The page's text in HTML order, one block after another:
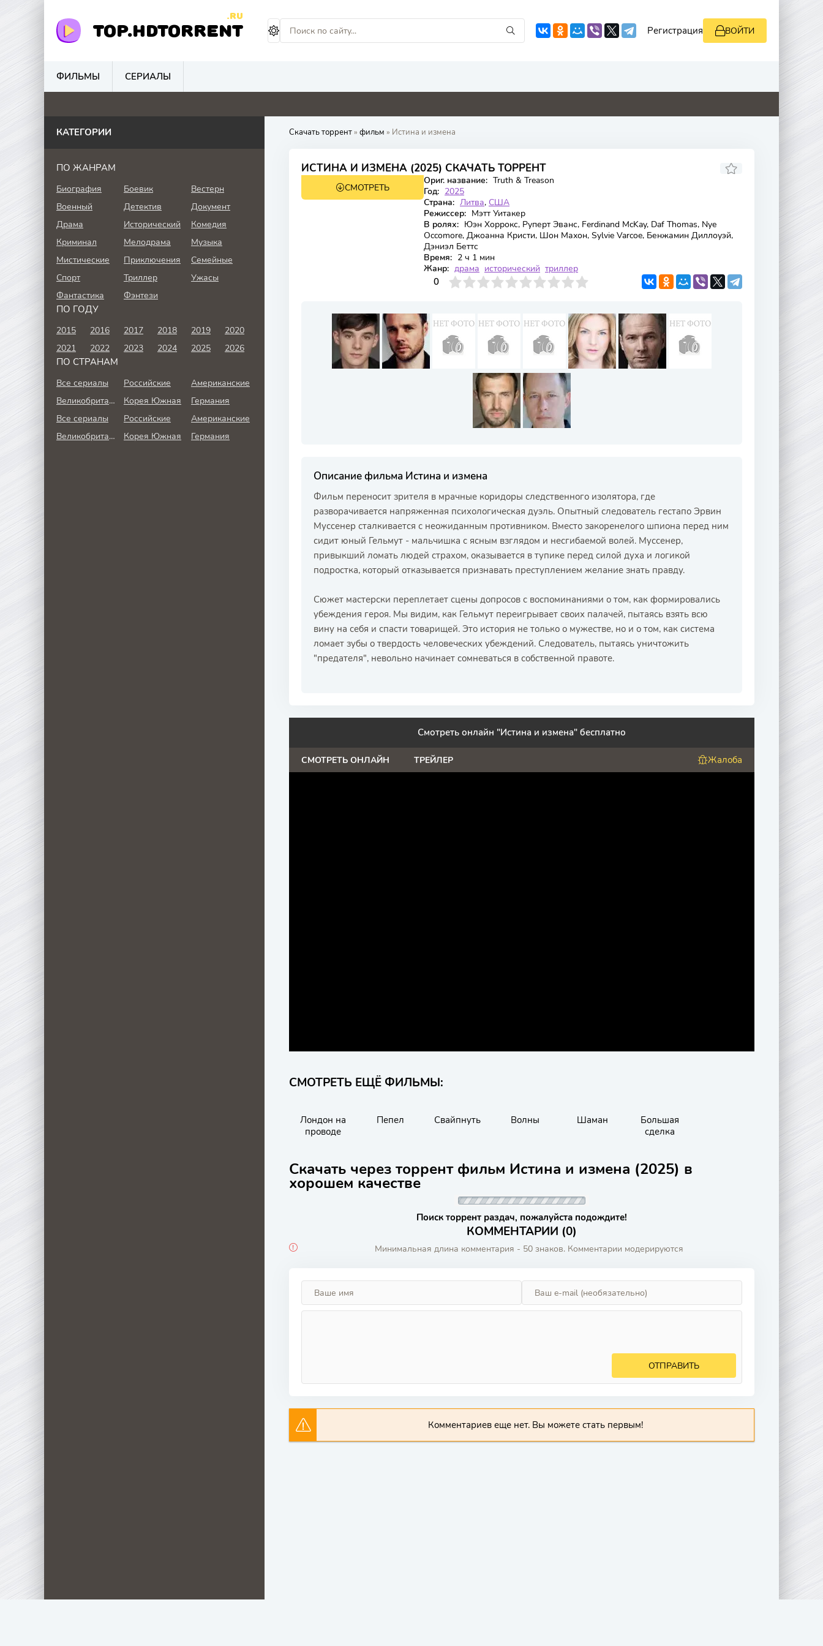
TOP.HDTORRENT
.RU
Регистрация ВОЙТИ
ФИЛЬМЫ СЕРИАЛЫ
0 0 0 4.9 4.8 0 0 0 0 0 0
Скачать торрент» фильм » Истина и измена
ИСТИНА И ИЗМЕНА (2025) СКАЧАТЬ ТОРРЕНТ
7.9
СМОТРЕТЬ
Ориг. название: Truth & Treason
Год: 2025
Страна: Литва, США
Режиссер: Мэтт Уитакер
В ролях: Юэн Хоррокс, Руперт Эванс, Ferdinand McKay, Daf Thomas, Nye
Occomore, Джоанна Кристи, Шон Махон, Sylvie Varcoe, Бенжамин Диллоуэй,
Дэниэл Беттс
Время: 2 ч 1 мин
Жанр: драма исторический триллер
0
4 6 7 8 9 10
Описание фильма Истина и измена
Фильм переносит зрителя в мрачные коридоры следственного изолятора, где
разворачивается напряженная психологическая дуэль. Опытный следователь гестапо Эрвин
Муссенер сталкивается с неожиданным противником. Вместо закоренелого шпиона перед ним
сидит юный Гельмут - мальчишка с ясным взглядом и несгибаемой волей. Муссенер,
привыкший ломать людей страхом, оказывается в тупике перед силой духа и логикой
подростка, который отказывается признавать преступлением желание знать правду.
Сюжет мастерски переплетает сцены допросов с воспоминаниями о том, как формировались
убеждения героя. Мы видим, как Гельмут переигрывает своих палачей, пытаясь взять всю
вину на себя и спасти товарищей. Это история не только о мужестве, но и о том, как система
ломает зубы о твердость человеческих убеждений. Следователь, пытаясь уничтожить
"предателя", невольно начинает сомневаться в собственной правоте.
Смотреть онлайн "Истина и измена" бесплатно
СМОТРЕТЬ ОНЛАЙН ТРЕЙЛЕР Жалоба
СМОТРЕТЬ ЕЩЁ ФИЛЬМЫ:
Лондон на
проводе
Пепел Свайпнуть Волны Шаман
Большая
сделка
Скачать через торрент фильм Истина и измена (2025) в
хорошем качестве
Поиск торрент раздач, пожалуйста подождите!
КОММЕНТАРИИ (0)
Минимальная длина комментария - 50 знаков. Комментарии модерируются
ОТПРАВИТЬ
Комментариев еще нет. Вы можете стать первым!
КАТЕГОРИИ
ПО ЖАНРАМ
Биография Боевик
Вестерн
Военный
Детектив
Документ
Драма
Исторический
Комедия
Криминал
Мелодрама
Музыка
Мистические
Приключения
Семейные
Спорт
Триллер
Ужасы
Фантастика
Фэнтези
ПО ГОДУ
2015 2016 2017 2018 2019
2020
2021
2022 2023 2024 2025 2026
ПО СТРАНАМ
Все сериалы Российские
Американские
Великобритания
Корея Южная
Германия
Все сериалы
Российские
Американские
Великобритания
Корея Южная Германия